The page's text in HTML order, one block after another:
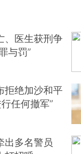
、医生获刑争
与罚”
拒绝加沙和平
任何撤军”
出多名警员